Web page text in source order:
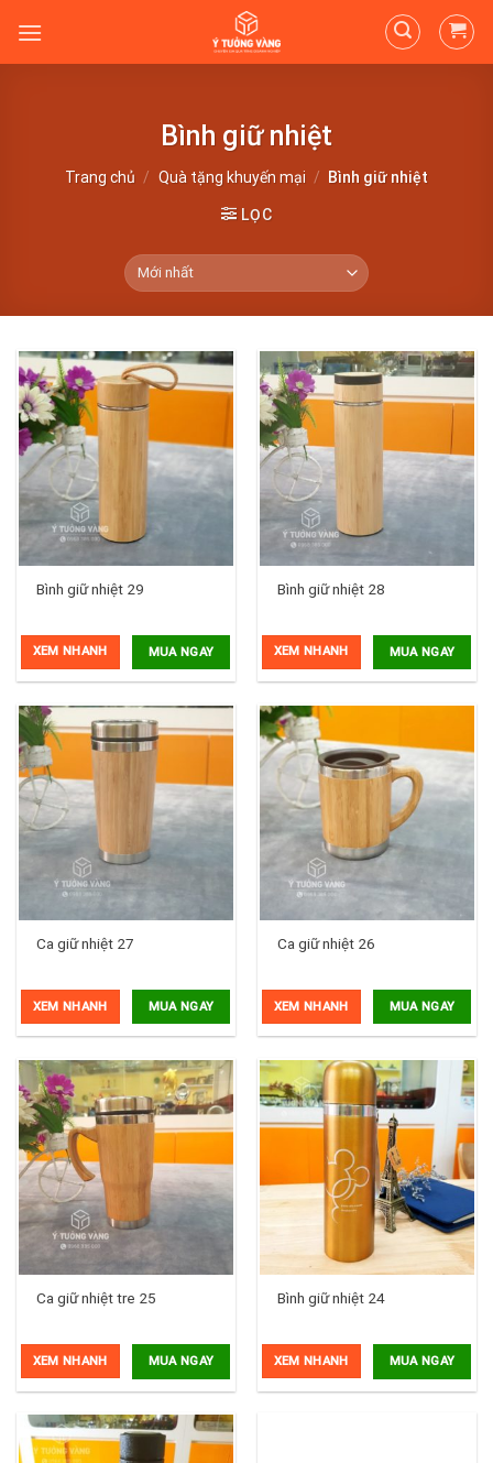
content
Bình giữ nhiệt
Trang chủ / Quà tặng khuyến mại / Bình giữ nhiệt
LỌC
Bình giữ nhiệt 29
MUA NGAY
XEM NHANH
Bình giữ nhiệt 28
MUA NGAY
XEM NHANH
Ca giữ nhiệt 27
MUA NGAY
XEM NHANH
Ca giữ nhiệt 26
MUA NGAY
XEM NHANH
Ca giữ nhiệt tre 25
MUA NGAY
XEM NHANH
Bình giữ nhiệt 24
MUA NGAY
XEM NHANH